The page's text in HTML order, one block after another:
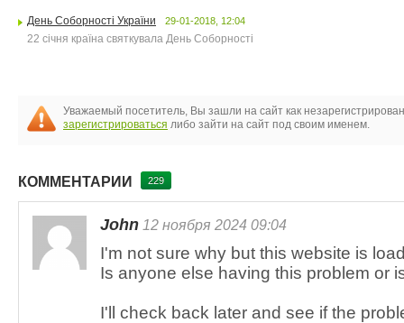
День Соборності України 29-01-2018, 12:04
22 січня країна святкувала День Соборності
Уважаемый посетитель, Вы зашли на сайт как
зарегистрироваться либо зайти на сайт под своим именем.
КОММЕНТАРИИ 229
John 12 ноября 2024 09:04
I'm not sure why but this website is
Is anyone else having this problem or
I'll check back later and see if the